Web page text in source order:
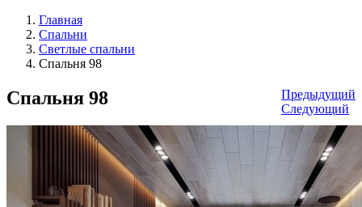
Главная
Спальни
Светлые спальни
Спальня 98
Предыдущий
Следующий
Спальня 98